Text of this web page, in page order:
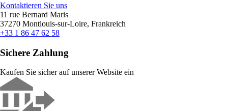
Kontaktieren Sie uns
11 rue Bernard Maris
37270 Montlouis-sur-Loire, Frankreich
+33 1 86 47 62 58
Sichere Zahlung
Kaufen Sie sicher auf unserer Website ein